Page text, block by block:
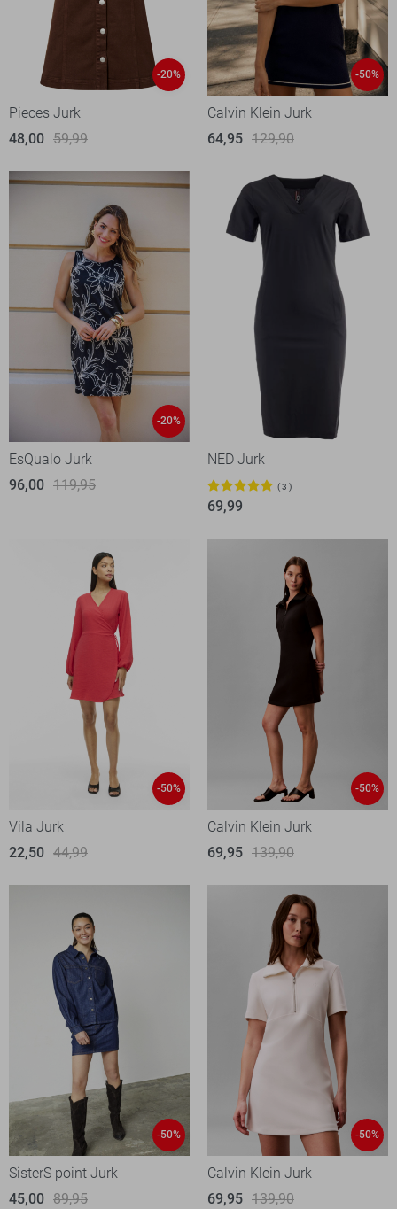
-20%
Pieces Jurk
48,00 59,99
-50%
Calvin Klein Jurk
64,95 129,90
-20%
EsQualo Jurk
96,00 119,95
NED Jurk
3
69,99
-50%
Vila Jurk
22,50 44,99
-50%
Calvin Klein Jurk
69,95 139,90
-50%
SisterS point Jurk
45,00 89,95
-50%
Calvin Klein Jurk
69,95 139,90